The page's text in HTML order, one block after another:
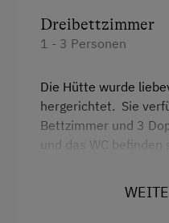
Dreibettzimmer
1 - 3 Personen
Die Hütte wurde
hergerichtet. Sie
Bettzimmer und 3
und das WC befinden